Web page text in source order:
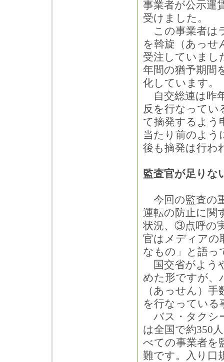
事業者が公示運
受けました。
この事業者は
を斡旋（あっせ
受注していまし
年間の猶予期間
化しています。
自交総連は昨
反を行なってい
て摘発するよう
当たり前のよう
後も摘発は行わ
監査官が足りな
今回の監査の
運転の防止に関
状況、③点呼の
官はメディアの
なもの」と語っ
国交省がよう
めた形ですが、
（あっせん）
を行なっている
バス・タクシ
は全国で約350
べての事業者を
難です。入り口